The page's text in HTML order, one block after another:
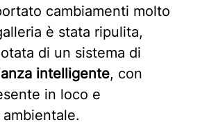
cambiamenti molto
è stata ripulita,
di un sistema di
intelligente, con
in loco e